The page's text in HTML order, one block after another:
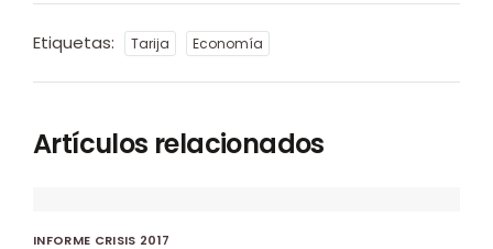
Etiquetas: Tarija Economía
Artículos relacionados
INFORME CRISIS 2017